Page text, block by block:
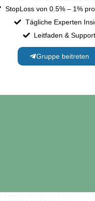
StopLoss von 0.5% – 1%
Tägliche Experten
Leitfaden & Support
Gruppe beitreten